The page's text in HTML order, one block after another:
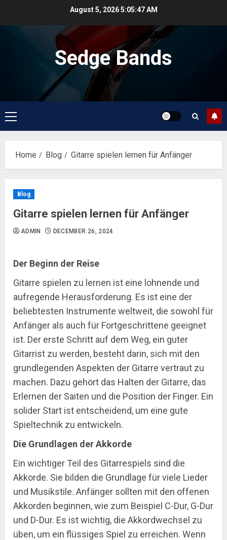
August 5, 20265:05:47 AM
Sedge Bands
Primary
Menu
Home Blog Gitarre spielen lernen für Anfänger
Blog
Gitarre spielen lernen für Anfänger
ADMIN DECEMBER 26, 2024
Der Beginn der Reise
Gitarre spielen zu lernen ist eine lohnende und
aufregende Herausforderung. Es ist eine der
beliebtesten Instrumente weltweit, die sowohl für
Anfänger als auch für Fortgeschrittene geeignet
ist. Der erste Schritt auf dem Weg, ein guter
Gitarrist zu werden, besteht darin, sich mit den
grundlegenden Aspekten der Gitarre vertraut zu
machen. Dazu gehört das Halten der Gitarre, das
Erlernen der Saiten und die Position der Finger. Ein
solider Start ist entscheidend, um eine gute
Spieltechnik zu entwickeln.
Die Grundlagen der Akkorde
Ein wichtiger Teil des Gitarrespiels sind die
Akkorde. Sie bilden die Grundlage für viele Lieder
und Musikstile. Anfänger sollten mit den offenen
Akkorden beginnen, wie zum Beispiel C-Dur, G-Dur
und D-Dur. Es ist wichtig, die Akkordwechsel zu
üben, um ein flüssiges Spiel zu erreichen. Wenn